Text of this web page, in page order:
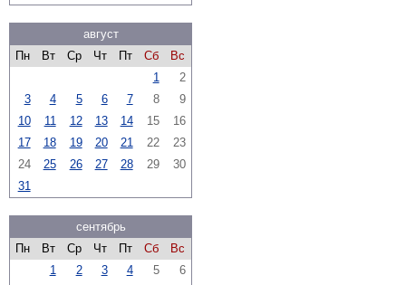
август
Пн
Вт Ср Чт Пт Сб
Вс
1
2
3
4 5 6 7 8
9
10
11 12 13 14 15
16
17
18 19 20 21 22
23
24
25 26 27 28 29
30
31
сентябрь
Пн
Вт Ср Чт Пт Сб
Вс
1
2 3 4 5
6